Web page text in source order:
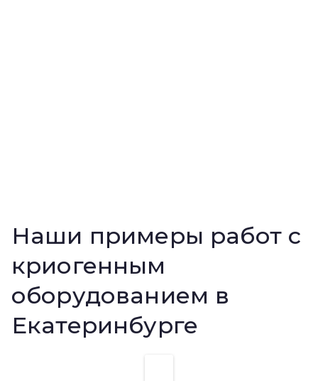
Наши примеры работ с
криогенным
оборудованием в
Екатеринбурге